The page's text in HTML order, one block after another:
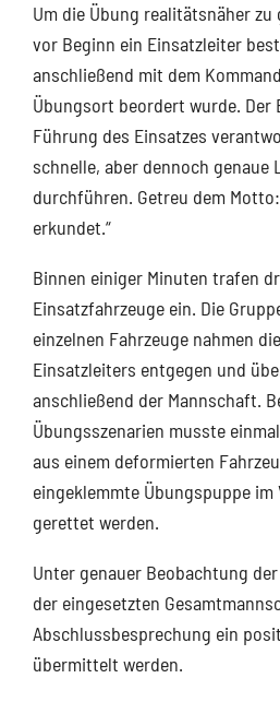
Um die Übung realitätsnäher
vor Beginn ein Einsatzleiter
anschließend mit dem
Übungsort beordert wurde.
Führung des Einsatzes
schnelle, aber dennoch genaue
durchführen. Getreu dem
erkundet.“
Binnen einiger Minuten trafen
Einsatzfahrzeuge ein. Die
einzelnen Fahrzeuge nahmen
Einsatzleiters entgegen und
anschließend der Mannschaft.
Übungsszenarien musste
aus einem deformierten
eingeklemmte Übungspuppe im
gerettet werden.
Unter genauer Beobachtung
der eingesetzten
Abschlussbesprechung ein
übermittelt werden.